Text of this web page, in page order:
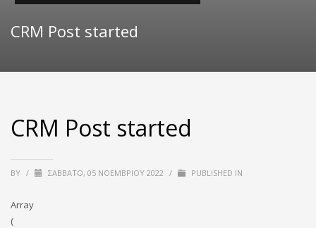
CRM Post started
CRM Post started
BY / ΣΆΒΒΑΤΟ, 05 ΝΟΕΜΒΡΊΟΥ 2022 / PUBLISHED IN
Array
(